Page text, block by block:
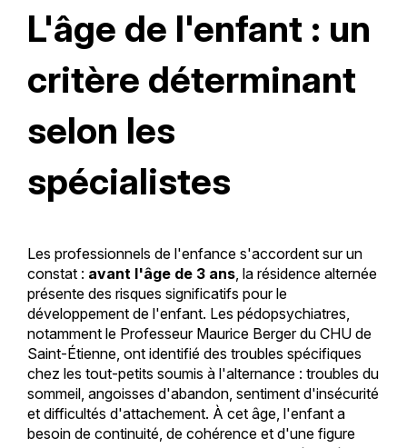
L'âge de l'enfant : un
critère déterminant
selon les
spécialistes
Les professionnels de l'enfance s'accordent sur un
constat : avant l'âge de 3 ans, la résidence alternée
présente des risques significatifs pour le
développement de l'enfant. Les pédopsychiatres,
notamment le Professeur Maurice Berger du CHU de
Saint-Étienne, ont identifié des troubles spécifiques
chez les tout-petits soumis à l'alternance : troubles du
sommeil, angoisses d'abandon, sentiment d'insécurité
et difficultés d'attachement. À cet âge, l'enfant a
besoin de continuité, de cohérence et d'une figure